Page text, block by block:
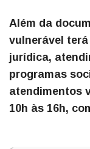
Além da
vulnerável
jurídica,
programas
atendimentos
10h às 16h,